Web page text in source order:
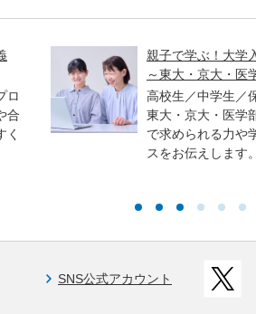
ロ
合
く
親子で学ぶ！大学
～東大・京大・医
高校生／中学生／
東大・京大・医学
で求められる力や
スをお伝えします。
SNS公式アカウント